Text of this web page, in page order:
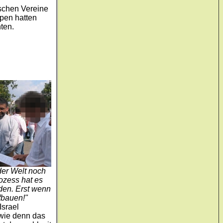
Vereine
hatten
Welt noch
hat es
Erst wenn
denn das